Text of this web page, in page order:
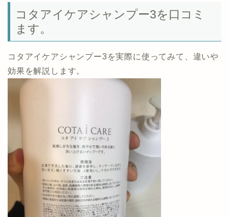
コタアイケアシャンプー3を口コミ
ます。
コタアイケアシャンプー3を実際に使ってみて、違いや
効果を解説します。